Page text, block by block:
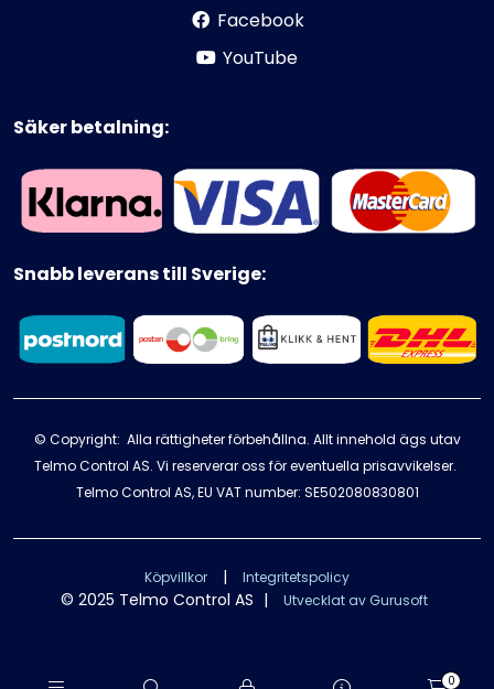
0
Facebook
YouTube
Säker betalning:
Snabb leverans till Sverige:
© Copyright: Alla rättigheter förbehållna. Allt innehold ägs utav
Telmo Control AS. Vi reserverar oss för eventuella prisavvikelser.
Telmo Control AS, EU VAT number: SE502080830801
Köpvillkor | Integritetspolicy
© 2025 Telmo Control AS | Utvecklat av Gurusoft